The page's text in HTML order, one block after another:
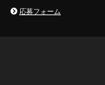
応募フォーム